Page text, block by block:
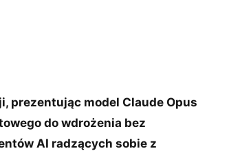
prezentując model Claude Opus
do wdrożenia bez
AI radzących sobie z